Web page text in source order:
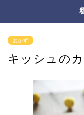
おかず
キッシュの